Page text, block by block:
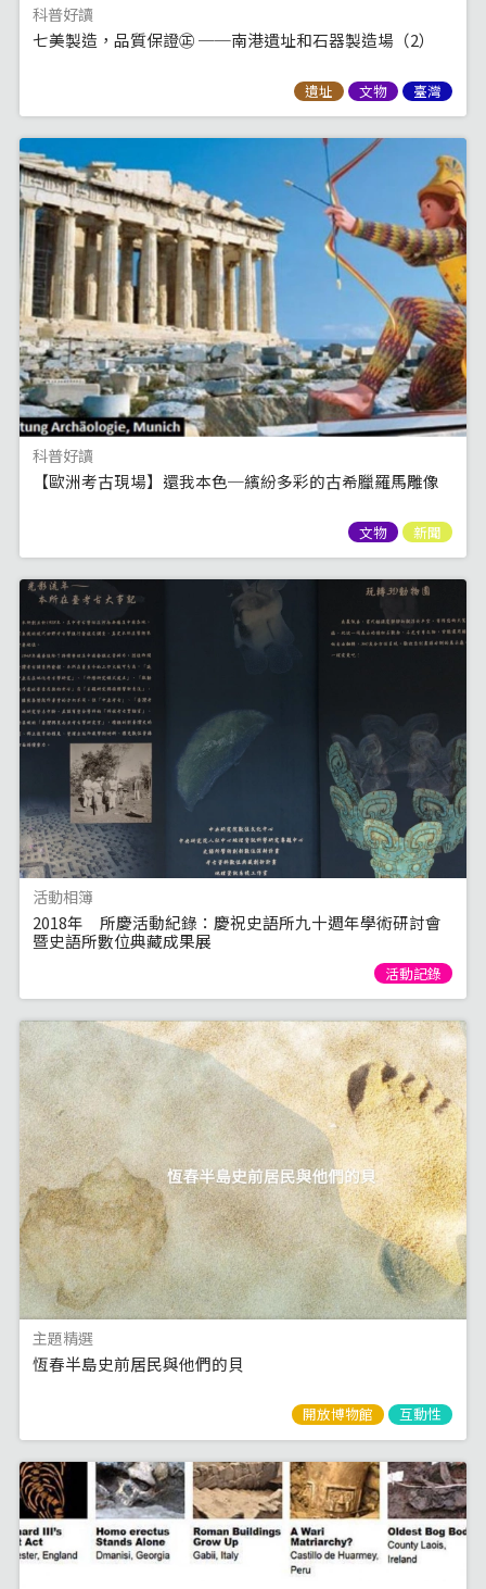
科普好讀
七美製造，品質保證㊣ ──南港遺址和石器製造場（2）
遺址 文物 臺灣
科普好讀
【歐洲考古現場】還我本色─繽紛多彩的古希臘羅馬雕像
文物 新聞
活動相簿
2018年 所慶活動紀錄：慶祝史語所九十週年學術研討會
暨史語所數位典藏成果展
活動記錄
主題精選
恆春半島史前居民與他們的貝
開放博物館 互動性